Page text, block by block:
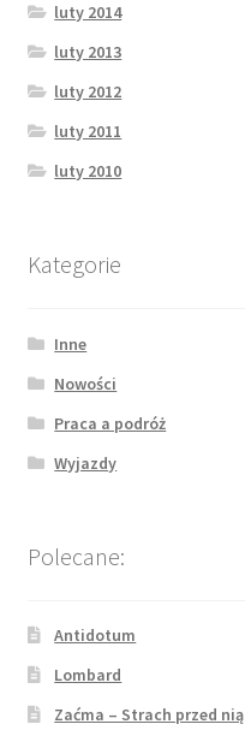
luty 2014
luty 2013
luty 2012
luty 2011
luty 2010
Kategorie
Inne
Nowości
Praca a podróż
Wyjazdy
Polecane:
Antidotum
Lombard
Zaćma – Strach przed nią